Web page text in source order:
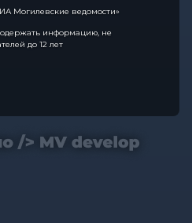
Могилевские ведомости»
информацию, не
до 12 лет